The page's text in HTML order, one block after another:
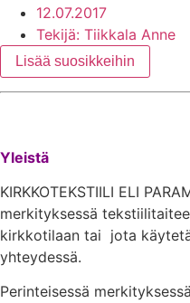
12.07.2017
Tekijä: Tiikkala Anne
Lisää suosikkeihin
Yleistä
KIRKKOTEKSTIILI ELI
merkityksessä
kirkkotilaan tai jota
yhteydessä.
Perinteisessä